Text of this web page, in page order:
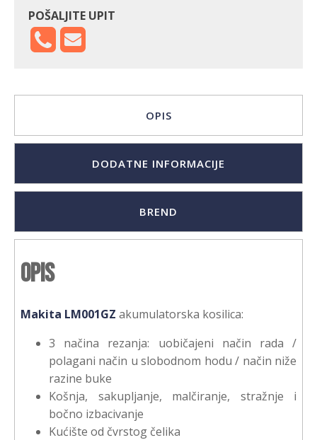
POŠALJITE UPIT
OPIS
DODATNE INFORMACIJE
BREND
Opis
Makita LM001GZ akumulatorska kosilica:
3 načina rezanja: uobičajeni način rada /
polagani način u slobodnom hodu / način niže
razine buke
Košnja, sakupljanje, malčiranje, stražnje i
bočno izbacivanje
Kućište od čvrstog čelika